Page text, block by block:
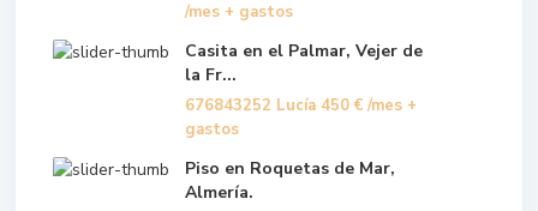
/mes + gastos
Casita en el Palmar, Vejer de
la Fr...
676843252 Lucía 450 € /mes +
gastos
Piso en Roquetas de Mar,
Almería.